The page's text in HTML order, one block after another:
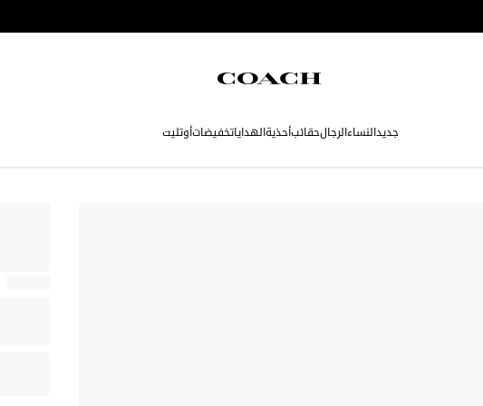
جديدالنساءالرجالحقائبأحذيةالهداياتخفيضاتأوتليت